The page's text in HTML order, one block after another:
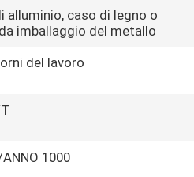
alluminio, caso di legno o
imballaggio del metallo
del lavoro
1000